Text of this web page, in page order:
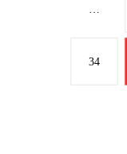
34